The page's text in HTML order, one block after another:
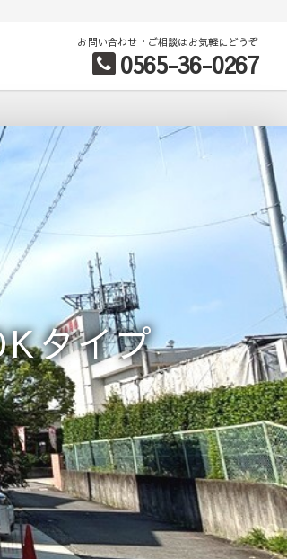
お問い合わせ・ご相談はお気軽にどうぞ
0565-36-0267
タイプ